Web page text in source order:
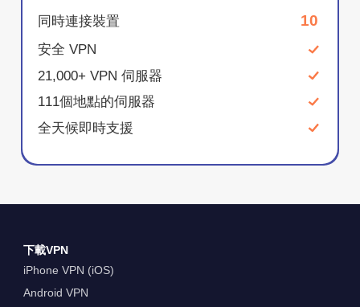
同時連接裝置 10
安全 VPN
21,000+ VPN 伺服器
111個地點的伺服器
全天候即時支援
下載VPN
iPhone VPN (iOS)
Android VPN